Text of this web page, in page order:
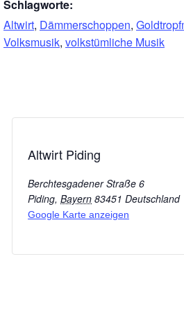
Schlagworte:
Altwirt, Dämmerschoppen,
Volksmusik, volkstümliche Musik
Altwirt Piding
Berchtesgadener Straße 6
Piding, Bayern 83451 Deutschland
Google Karte anzeigen